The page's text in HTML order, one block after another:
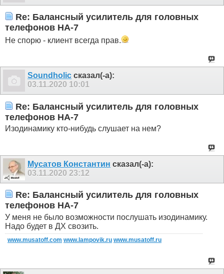
Re: Балансный усилитель для головных
телефонов HA-7
Не спорю - клиент всегда прав.
Soundholic сказал(-а):
03.11.2020 10:01
Re: Балансный усилитель для головных
телефонов HA-7
Изодинамику кто-нибудь слушает на нем?
Мусатов Константин сказал(-а):
03.11.2020 23:12
Re: Балансный усилитель для головных
телефонов HA-7
У меня не было возможности послушать изодинамику.
Надо будет в ДХ свозить.
www.musatoff.com www.lampovik.ru www.musatoff.ru